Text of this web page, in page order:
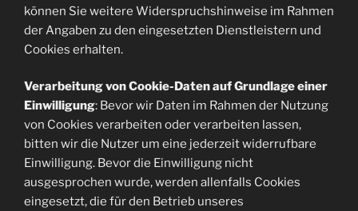
können Sie weitere Widerspruchshinweise im Rahmen
der Angaben zu den eingesetzten Dienstleistern und
Cookies erhalten.
Verarbeitung von Cookie-Daten auf Grundlage einer
Einwilligung: Bevor wir Daten im Rahmen der Nutzung
von Cookies verarbeiten oder verarbeiten lassen,
bitten wir die Nutzer um eine jederzeit widerrufbare
Einwilligung. Bevor die Einwilligung nicht
ausgesprochen wurde, werden allenfalls Cookies
eingesetzt, die für den Betrieb unseres